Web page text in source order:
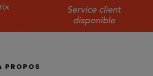
PROPOS